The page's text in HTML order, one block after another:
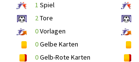
1 Spiel
2Tore
0Vorlagen
0Gelbe Karten
0Gelb-Rote Karten